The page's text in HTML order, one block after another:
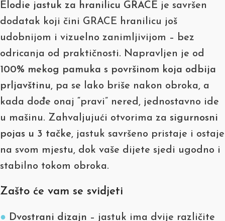
Elodie jastuk za hranilicu GRACE je savršen
dodatak koji čini GRACE hranilicu još
udobnijom i vizuelno zanimljivijom – bez
odricanja od praktičnosti. Napravljen je od
100% mekog pamuka s površinom koja odbija
prljavštinu, pa se lako briše nakon obroka, a
kada dođe onaj “pravi” nered, jednostavno ide
u mašinu. Zahvaljujući otvorima za sigurnosni
pojas u 3 tačke, jastuk savršeno pristaje i ostaje
na svom mjestu, dok vaše dijete sjedi ugodno i
stabilno tokom obroka.
Zašto će vam se svidjeti
● Dvostrani dizajn – jastuk ima dvije različite